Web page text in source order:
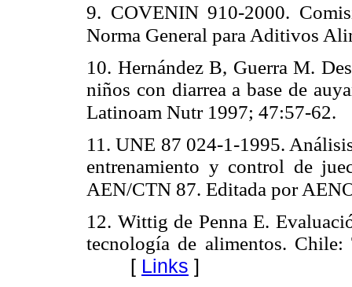
9. COVENIN 910-2000.
Norma General para Aditivos
10. Hernández B, Guerra M.
niños con diarrea a base de
Latinoam Nutr 1997; 47:57-62.
11. UNE 87 024-1-1995.
entrenamiento y control de
AEN/CTN 87. Editada por
12. Wittig de Penna E.
tecnología de alimentos.
[ Links ]